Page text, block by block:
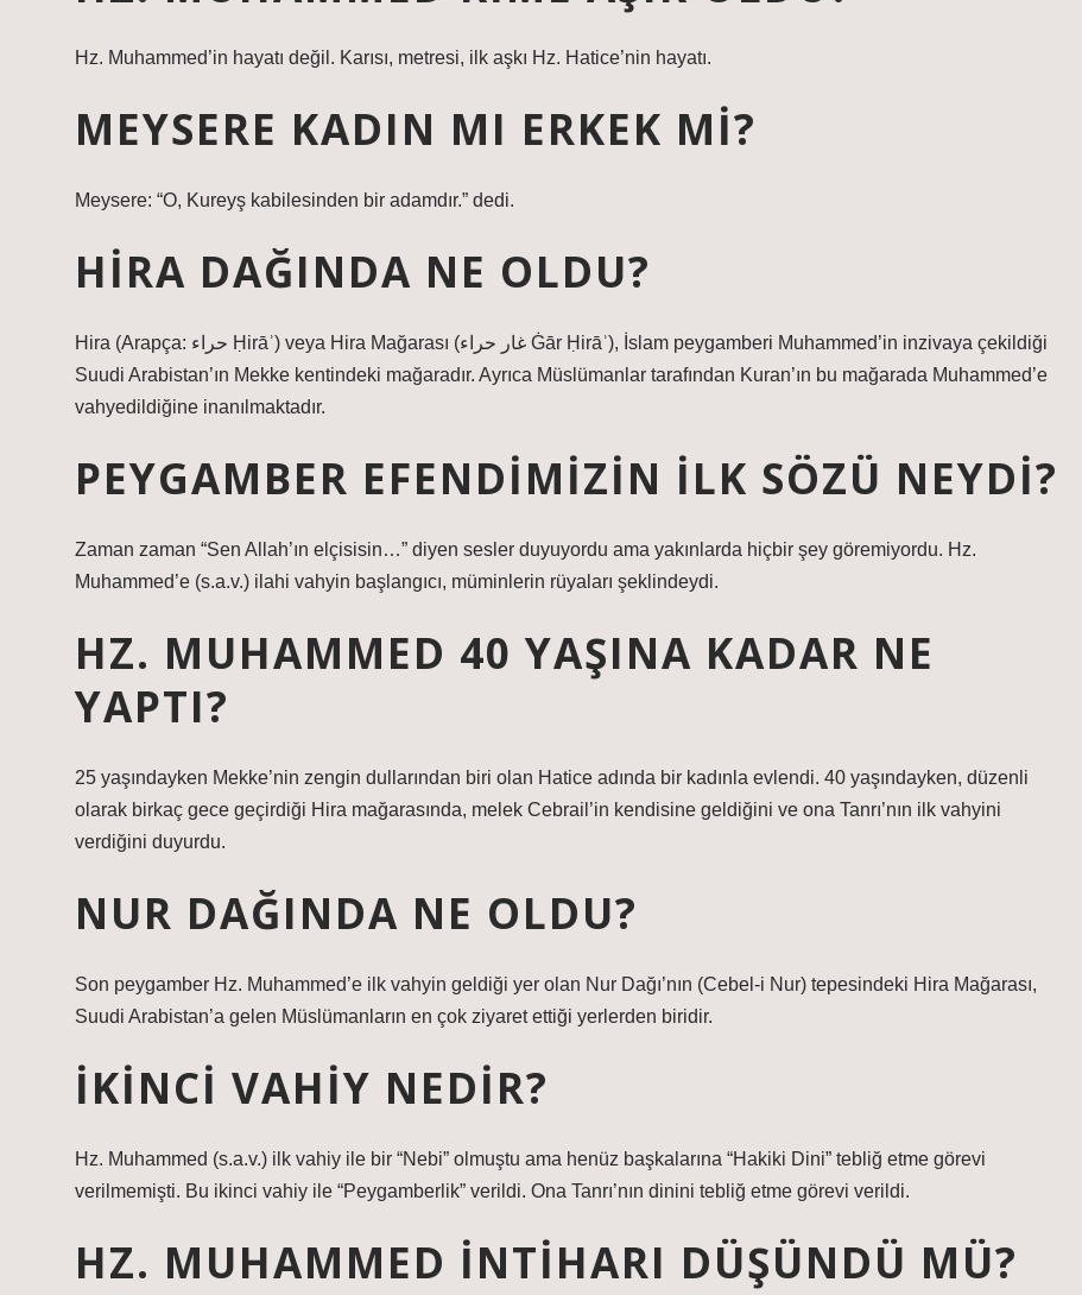
Hz. Muhammed’in hayatı değil. Karısı, metresi, ilk aşkı Hz. Hatice’nin hayatı.
MEYSERE KADIN MI ERKEK MI?
Meysere: “O, Kureyş kabilesinden bir adamdır.” dedi.
HIRA DAĞINDA NE OLDU?
Hira (Arapça: حراء Ḥirāʾ) veya Hira Mağarası (غار حراء Ġār Ḥirāʾ), İslam peygamberi Muhammed’in inzivaya çekildiği
Suudi Arabistan’ın Mekke kentindeki mağaradır. Ayrıca Müslümanlar tarafından Kuran’ın bu mağarada Muhammed’e
vahyedildiğine inanılmaktadır.
PEYGAMBER EFENDIMIZIN ILK SÖZÜ NEYDI?
Zaman zaman “Sen Allah’ın elçisisin…” diyen sesler duyuyordu ama yakınlarda hiçbir şey göremiyordu. Hz.
Muhammed’e (s.a.v.) ilahi vahyin başlangıcı, müminlerin rüyaları şeklindeydi.
HZ. MUHAMMED 40 YAŞINA KADAR NE
YAPTI?
25 yaşındayken Mekke’nin zengin dullarından biri olan Hatice adında bir kadınla evlendi. 40 yaşındayken, düzenli
olarak birkaç gece geçirdiği Hira mağarasında, melek Cebrail’in kendisine geldiğini ve ona Tanrı’nın ilk vahyini
verdiğini duyurdu.
NUR DAĞINDA NE OLDU?
Son peygamber Hz. Muhammed’e ilk vahyin geldiği yer olan Nur Dağı’nın (Cebel-i Nur) tepesindeki Hira Mağarası,
Suudi Arabistan’a gelen Müslümanların en çok ziyaret ettiği yerlerden biridir.
İKINCI VAHIY NEDIR?
Hz. Muhammed (s.a.v.) ilk vahiy ile bir “Nebi” olmuştu ama henüz başkalarına “Hakiki Dini” tebliğ etme görevi
verilmemişti. Bu ikinci vahiy ile “Peygamberlik” verildi. Ona Tanrı’nın dinini tebliğ etme görevi verildi.
HZ. MUHAMMED INTIHARI DÜŞÜNDÜ MÜ?